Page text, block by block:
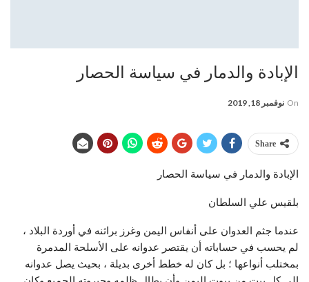
الإبادة والدمار في سياسة الحصار
On نوفمبر 18, 2019
Share
الإبادة والدمار في سياسة الحصار
بلقيس علي السلطان
عندما جثم العدوان على أنفاس اليمن وغرز براثنه في أوردة البلاد ،
لم يحسب في حساباته أن يقتصر عدوانه على الأسلحة المدمرة
بمختلب أنواعها ؛ بل كان له خطط أخرى بديلة ، بحيث يصل عدوانه